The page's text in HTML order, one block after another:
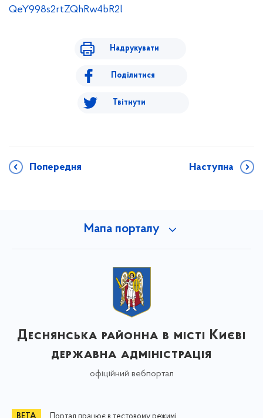
QeY998s2rtZQhRw4bR2l
Надрукувати
Поділитися
Твітнути
Попередня Наступна
Мапа порталу
Деснянська районна в місті Києві
державна адміністрація
офіційний вебпортал